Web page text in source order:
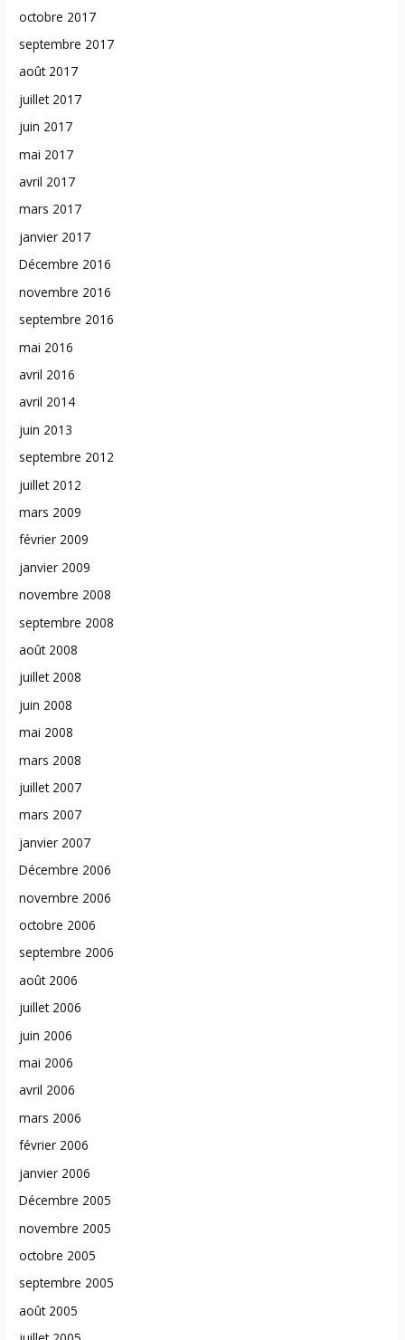
octobre 2017
septembre 2017
août 2017
juillet 2017
juin 2017
mai 2017
avril 2017
mars 2017
janvier 2017
Décembre 2016
novembre 2016
septembre 2016
mai 2016
avril 2016
avril 2014
juin 2013
septembre 2012
juillet 2012
mars 2009
février 2009
janvier 2009
novembre 2008
septembre 2008
août 2008
juillet 2008
juin 2008
mai 2008
mars 2008
juillet 2007
mars 2007
janvier 2007
Décembre 2006
novembre 2006
octobre 2006
septembre 2006
août 2006
juillet 2006
juin 2006
mai 2006
avril 2006
mars 2006
février 2006
janvier 2006
Décembre 2005
novembre 2005
octobre 2005
septembre 2005
août 2005